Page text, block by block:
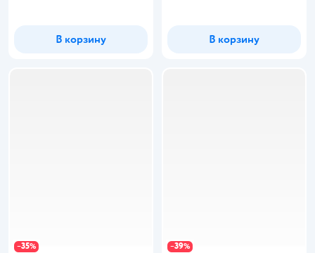
В корзину В корзину
−35% −39%